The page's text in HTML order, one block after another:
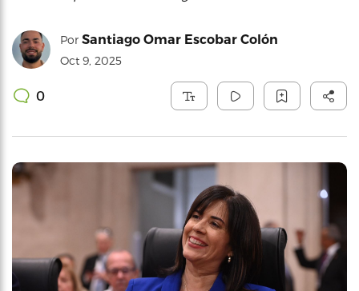
Por Santiago Omar Escobar Colón
Oct 9, 2025
0